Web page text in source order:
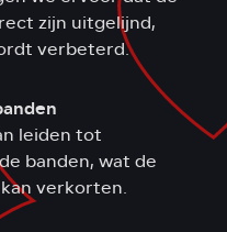
zijn uitgelijnd,
verbeterd.
leiden tot
banden, wat de
verkorten.